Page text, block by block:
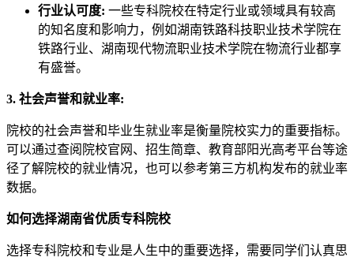
行业认可度: 一些专科院校在特定行业或领域具有较高
的知名度和影响力，例如湖南铁路科技职业技术学院在
铁路行业、湖南现代物流职业技术学院在物流行业都享
有盛誉。
3. 社会声誉和就业率:
院校的社会声誉和毕业生就业率是衡量院校实力的重要指标。
可以通过查阅院校官网、招生简章、教育部阳光高考平台等途
径了解院校的就业情况，也可以参考第三方机构发布的就业率
数据。
如何选择湖南省优质专科院校
选择专科院校和专业是人生中的重要选择，需要同学们认真思